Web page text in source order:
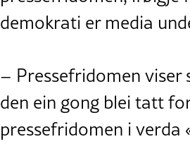
demokrati er media
– Pressefridomen viser
den ein gong blei tatt
pressefridomen i verda